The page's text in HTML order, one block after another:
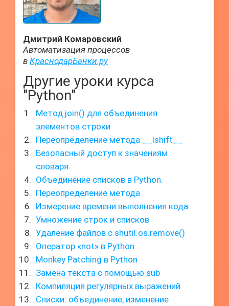
Дмитрий Комаровский
Автоматизация процессов
в КраснодарБанки.ру
Другие уроки курса
"Python"
Метод join() для объединения
элементов строки
Переопределение метода __lshift__
Безопасный доступ к значениям
словаря
Объединение списков в Python.
Переопределение метода
Измерение времени выполнения кода
Умножение строк и списков
Удаление файлов с shutil.os.remove()
Оператор «not» в Python
Monkey Patching в Python
Замена текста с помощью sub
Компиляция регулярных выражений
Списки: объединение, изменение